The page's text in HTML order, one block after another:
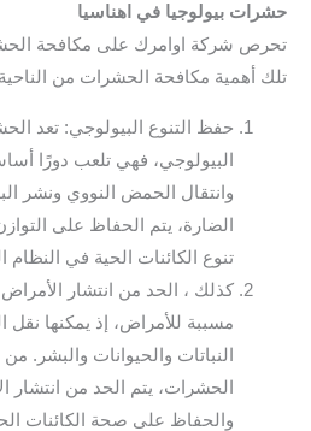
حشرات بيولوجيا في اهناسيا
تحرص شركة اوامرك على مكافحة
تلك أهمية مكافحة الحشرات من الناحية
حفظ التنوع البيولوجي: تعد
البيولوجي، فهي تلعب دورًا
وانتقال الحمض النووي ونشر
الضارة، يتم الحفاظ على
تنوع الكائنات الحية في النظام
كذلك ، الحد من انتشار
مسببة للأمراض، إذ يمكنها نقل
النباتات والحيوانات والبشر.
الحشرات، يتم الحد من انتشار
والحفاظ على صحة الكائنات